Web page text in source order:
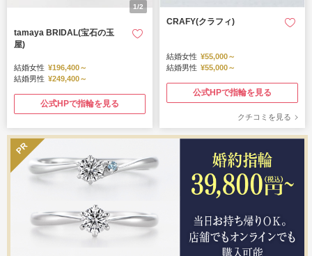
1/2
tamaya BRIDAL(宝石の玉
屋)
結婚女性 ¥196,400～
結婚男性 ¥249,400～
公式HPで指輪を見る
CRAFY(クラフィ)
結婚女性 ¥55,000～
結婚男性 ¥55,000～
公式HPで指輪を見る
クチコミを見る